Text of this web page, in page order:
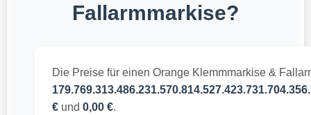
Fallarmmarkise?
Die Preise für einen Orange Klemmmarkise &
€und 0,00 €.